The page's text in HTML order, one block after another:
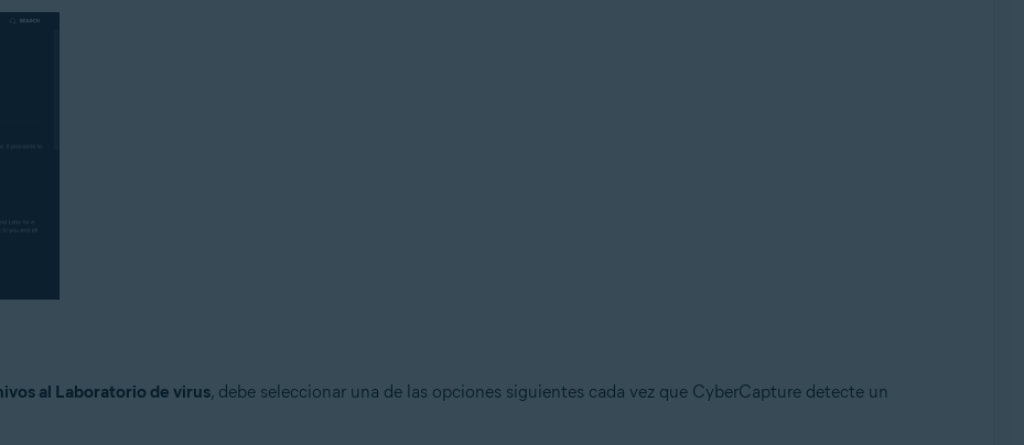
al Laboratorio de virus, debe seleccionar una de las opciones siguientes cada vez que CyberCapture detecte un